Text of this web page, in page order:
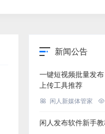
新闻公告
一键短视频批量发
上传工具推荐
闲人新媒体管家
闲人发布软件新手教